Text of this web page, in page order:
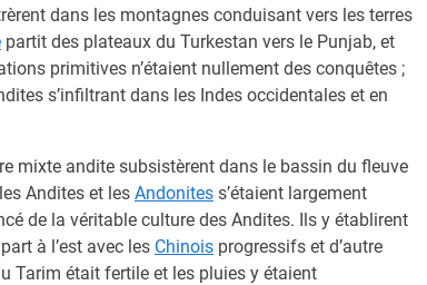
dans les montagnes conduisant vers les terres
partit des plateaux du Turkestan vers le Punjab, et
primitives n’étaient nullement des conquêtes ;
s’infiltrant dans les Indes occidentales et en
mixte andite subsistèrent dans le bassin du fleuve
Andites et les Andonites s’étaient largement
de la véritable culture des Andites. Ils y établirent
à l’est avec les Chinois progressifs et d’autre
Tarim était fertile et les pluies y étaient